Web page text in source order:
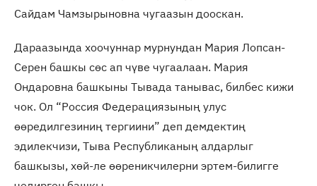
Сайдам Чамзырыновна чугаазын дооскан.
Дараазында хоочуннар мурнундан Мария Лопсан-
Серен башкы сөс ап чүве чугаалаан. Мария
Ондаровна башкыны Тывада танывас, билбес кижи
чок. Ол “Россия Федерациязының улус
өөредилгезиниң тергиини” деп демдектиң
эдилекчизи, Тыва Республиканың алдарлыг
башкызы, хөй-ле өөреникчилерни эртем-билигге